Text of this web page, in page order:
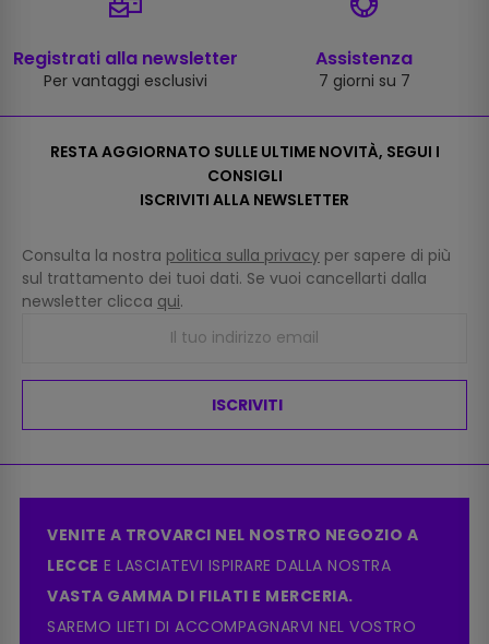
Registrati alla newsletter
Per vantaggi esclusivi
Assistenza
7 giorni su 7
RESTA AGGIORNATO SULLE ULTIME NOVITÀ, SEGUI I
CONSIGLI
ISCRIVITI ALLA NEWSLETTER
Consulta la nostra politica sulla privacy per sapere di più
sul trattamento dei tuoi dati. Se vuoi cancellarti dalla
newsletter clicca qui.
ISCRIVITI
VENITE A TROVARCI NEL NOSTRO NEGOZIO A
LECCE E LASCIATEVI ISPIRARE DALLA NOSTRA
VASTA GAMMA DI FILATI E MERCERIA.
SAREMO LIETI DI ACCOMPAGNARVI NEL VOSTRO